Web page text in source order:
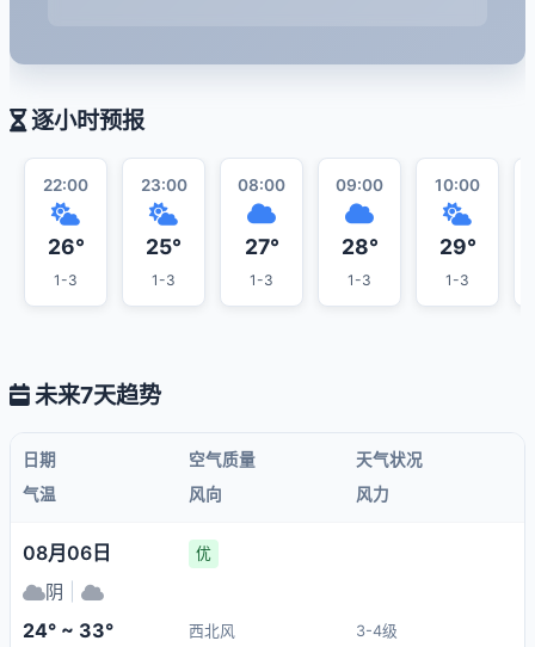
逐小时预报
22:00
26°
1-3
23:00
25°
1-3
08:00
27°
1-3
09:00
28°
1-3
10:00
29°
1-3
未来7天趋势
日期 空气质量
天气状况
气温
风向 风力
08月06日 优
阴
24° ~ 33° 西北风 3-4级